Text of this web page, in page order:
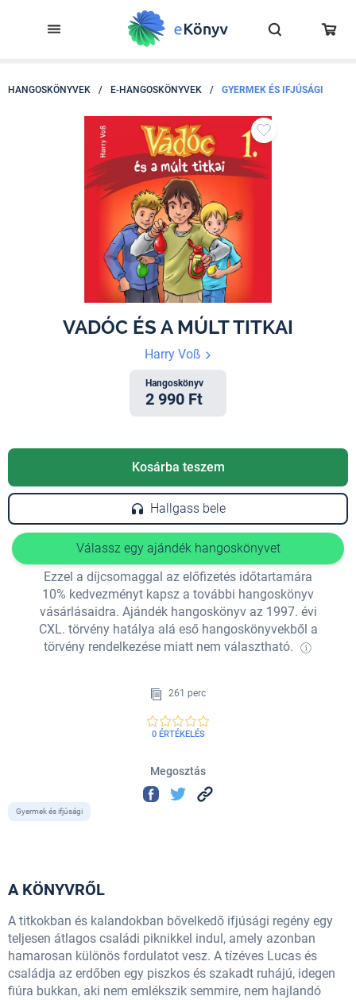
HANGOSKÖNYVEK / E-HANGOSKÖNYVEK / GYERMEK ÉS IFJÚSÁGI
VADÓC ÉS A MÚLT TITKAI
Harry Voß
Hangoskönyv
2 990 Ft
Kosárba teszem
Hallgass bele
Válassz egy ajándék hangoskönyvet
Ezzel a díjcsomaggal az előfizetés időtartamára
10% kedvezményt kapsz a további hangoskönyv
vásárlásaidra. Ajándék hangoskönyv az 1997. évi
CXL. törvény hatálya alá eső hangoskönyvekből a
törvény rendelkezése miatt nem választható.
261 perc
0 ÉRTÉKELÉS
Megosztás
Gyermek és ifjúsági
A KÖNYVRŐL
A titkokban és kalandokban bővelkedő ifjúsági regény egy
teljesen átlagos családi piknikkel indul, amely azonban
hamarosan különös fordulatot vesz. A tízéves Lucas és
családja az erdőben egy piszkos és szakadt ruhájú, idegen
fiúra bukkan, aki nem emlékszik semmire, nem hajlandó